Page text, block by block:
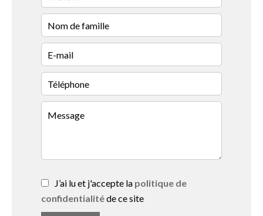
J’ai lu et j'accepte la politique de
confidentialitéde ce site